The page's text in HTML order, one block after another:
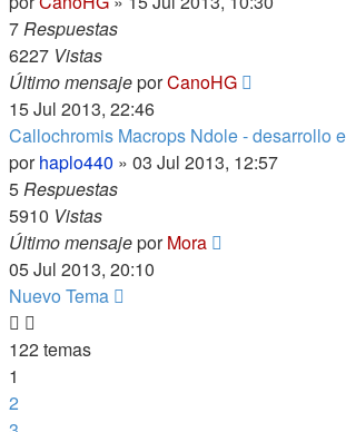
7Respuestas
6227 Vistas
Último mensajeporCanoHG
15 Jul 2013, 22:46
Callochromis Macrops Ndole - desarrollo
porhaplo440 » 03 Jul 2013, 12:57
5Respuestas
5910 Vistas
Último mensajeporMora
05 Jul 2013, 20:10
Nuevo Tema
122 temas
1
2